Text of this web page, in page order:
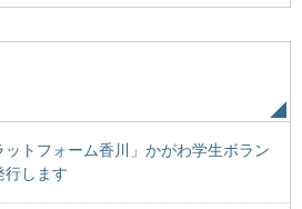
ットフォーム香川」かがわ学生ボラン
行します